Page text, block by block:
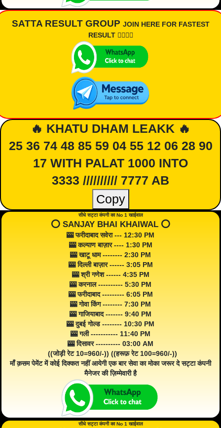
SATTA RESULT GROUP JOIN HERE FOR FASTEST
RESULT 👇🏾👇🏾
🔥 KHATU DHAM LEAKK 🔥
25 36 74 48 85 59 04 55 12 06 28 90
17 WITH PALAT 1000 INTO
3333 ////////// 7777 AB
Copy
सीधे सट्टा कंपनी का No 1 खाईवाल
⭕️ SANJAY BHAI KHAIWAL ⭕️
🎰 फरीदाबाद सवेरा --- 12:30 PM
🎰 कल्याण बाज़ार ---- 1:30 PM
🎰 खाटू धाम -------- 2:30 PM
🎰 दिल्ली बाज़ार ------ 3:05 PM
🎰 श्री गणेश ------ 4:35 PM
🎰 करनाल ---------- 5:30 PM
🎰 फरीदाबाद --------- 6:05 PM
🎰 गोवा किंग -------- 7:30 PM
🎰 गाजियाबाद ------- 9:40 PM
🎰 दुबई गोल्ड -------- 10:30 PM
🎰 गली ----------- 11:40 PM
🎰 दिसावर ---------- 03:00 AM
((जोड़ी रेट 10=960/-)) ((हरूफ़ रेट 100=960/-))
माँ क़सम पेमेंट में कोई दिक्कत नहीं आयेगी एक बार सेवा का मोका जरूर दे सट्टा कंपनी
मैनेजर की ज़िम्मेवारी है
सीधे सट्टा कंपनी का No 1 खाईवाल